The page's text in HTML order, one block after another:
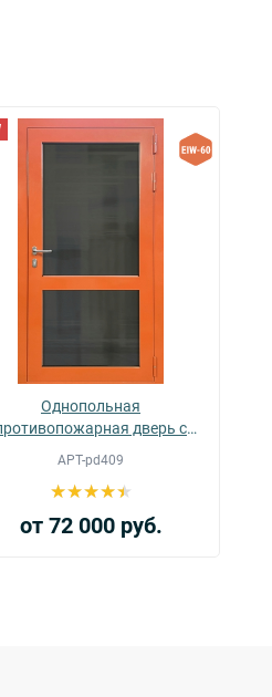
Однопольная
дверь с
импостом EIWS 60 (15)
АРТ-pd409
от 72 000 руб.